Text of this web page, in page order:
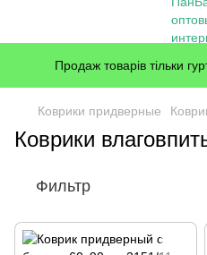
Продаж товарів тільки
Коврики придверные
Коврики
Фильтр